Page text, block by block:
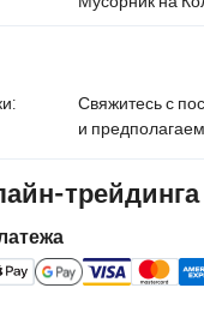
Свяжитесь с
и
трейдинга